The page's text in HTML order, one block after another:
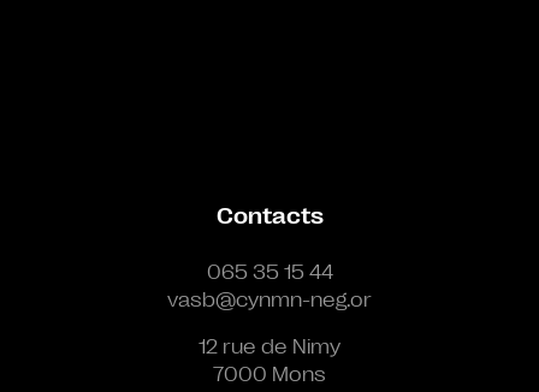
Contacts
065 35 15 44
vasb@cynmn-neg.or
12 rue de Nimy
7000 Mons